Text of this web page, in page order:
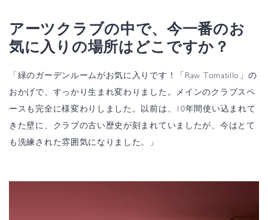
アーツクラブの中で、今一番のお
気に入りの場所はどこですか？
「緑のガーデンルームがお気に入りです！「Raw Tomatillo」の
おかげで、すっかり生まれ変わりました。メインのクラブスペ
ースも完全に様変わりしました。以前は、10年間使い込まれて
きた壁に、クラブの古い歴史が刻まれていましたが、今はとて
も洗練された雰囲気になりました。」